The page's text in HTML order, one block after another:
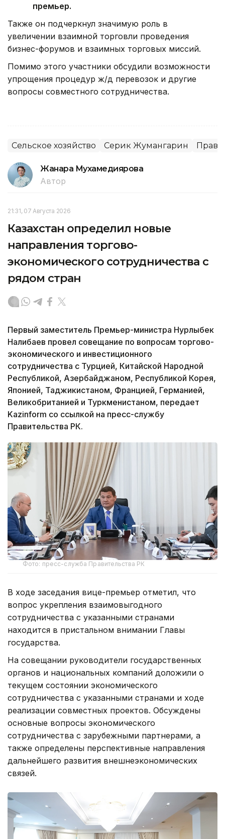
премьер.
Также он подчеркнул значимую роль в
увеличении взаимной торговли проведения
бизнес-форумов и взаимных торговых миссий.
Помимо этого участники обсудили возможности
упрощения процедур ж/д перевозок и другие
вопросы совместного сотрудничества.
Сельское хозяйство Серик Жумангарин
Жанара Мухамедиярова
Автор
21:31, 07 Августа 2026
Казахстан определил новые
направления торгово-
экономического сотрудничества с
рядом стран
Первый заместитель Премьер-министра Нурлыбек
Налибаев провел совещание по вопросам торгово-
экономического и инвестиционного
сотрудничества с Турцией, Китайской Народной
Республикой, Азербайджаном, Республикой Корея,
Японией, Таджикистаном, Францией, Германией,
Великобританией и Туркменистаном, передает
Kazinform со ссылкой на пресс-службу
Правительства РК.
Фото: пресс-служба Правительства РК
В ходе заседания вице-премьер отметил, что
вопрос укрепления взаимовыгодного
сотрудничества с указанными странами
находится в пристальном внимании Главы
государства.
На совещании руководители государственных
органов и национальных компаний доложили о
текущем состоянии экономического
сотрудничества с указанными странами и ходе
реализации совместных проектов. Обсуждены
основные вопросы экономического
сотрудничества с зарубежными партнерами, а
также определены перспективные направления
дальнейшего развития внешнеэкономических
связей.